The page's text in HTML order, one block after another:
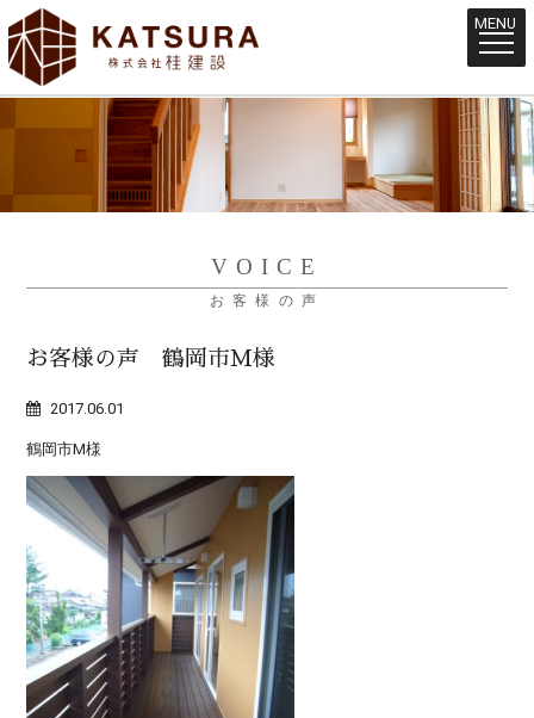
MENU
VOICE
お客様の声
お客様の声 鶴岡市M様
2017.06.01
鶴岡市M様